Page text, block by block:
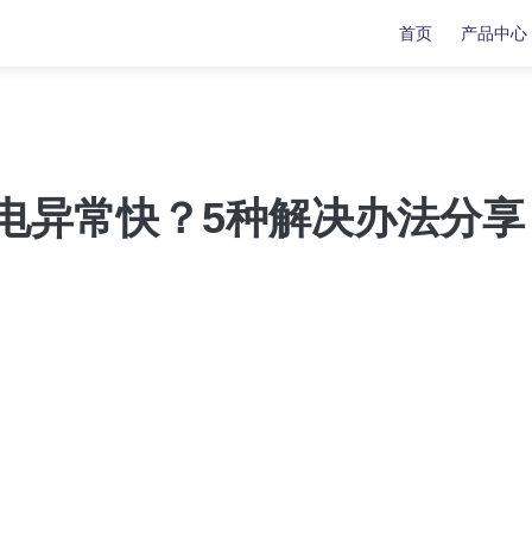
首页 产品中心
卓手机修复工具
异常快？5种解决办法分享